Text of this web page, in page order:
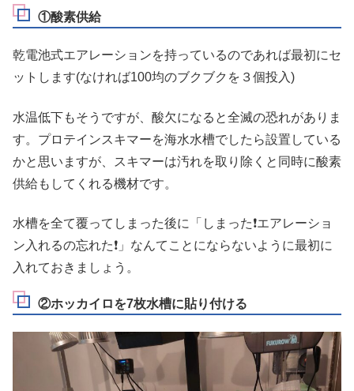
①酸素供給
乾電池式エアレーションを持っているのであれば最初にセ
ットします(なければ100均のブクブクを３個投入)
水温低下もそうですが、酸欠になると全滅の恐れがありま
す。プロテインスキマーを海水水槽でしたら設置している
かと思いますが、スキマーは汚れを取り除くと同時に酸素
供給もしてくれる機材です。
水槽を全て覆ってしまった後に「しまった❗エアレーショ
ン入れるの忘れた❗」なんてことにならないように最初に
入れておきましょう。
②ホッカイロを7枚水槽に貼り付ける